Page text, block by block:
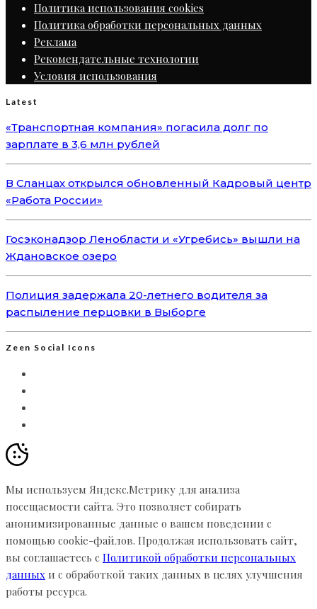
Политика использования cookies
Политика обработки персональных данных
Реклама
Рекомендательные технологии
Условия использования
Latest
«Транспортная компания» погасила долг по
зарплате в 3,6 млн рублей
В Сланцах открылся обновленный Кадровый центр
«Работа России»
Госэконадзор Ленобласти и «Угребись» вышли на
Ждановское озеро
Полиция задержала 20-летнего водителя за
распыление перцовки в Выборге
Zeen Social Icons
Мы используем Яндекс.Метрику для анализа
посещаемости сайта. Это позволяет собирать
анонимизированные данные о вашем поведении с
помощью cookie-файлов. Продолжая использовать сайт,
вы соглашаетесь с Политикой обработки персональных
данных и с обработкой таких данных в целях улучшения
работы ресурса.